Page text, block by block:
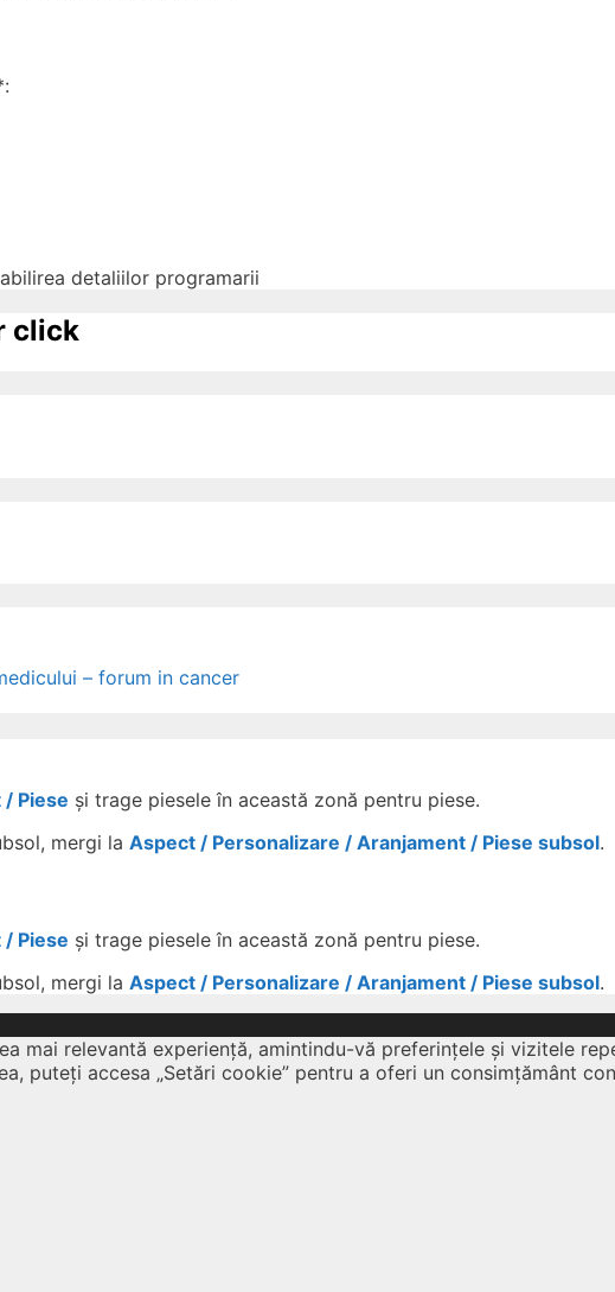
detaliilor programarii
click
– forum in cancer
Piese și trage piesele în această zonă pentru piese.
mergi la Aspect / Personalizare / Aranjament / Piese subsol.
Piese și trage piesele în această zonă pentru piese.
mergi la Aspect / Personalizare / Aranjament / Piese subsol.
mai relevantă experiență, amintindu-vă preferințele și vizitele
puteți accesa „Setări cookie” pentru a oferi un consimțământ